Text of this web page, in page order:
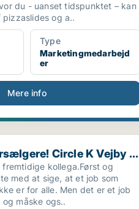
du - uanset tidspunktet – kan
og a..
Type
Marketingmedarbejd
er
Mere info
Circle K Vejby ...
Circle K Vejby ...
kollega.Først og
med at sige, at et job som
er for alle. Men det er et job
måske ogs..